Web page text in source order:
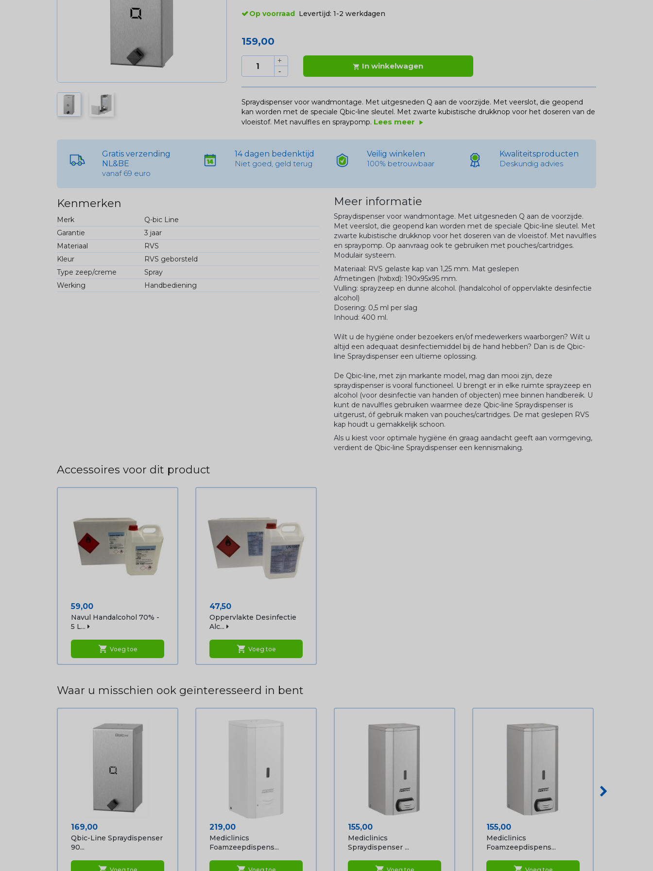
Op voorraad Levertijd: 1-2 werkdagen
159,00
 In winkelwagen
Spraydispenser voor wandmontage. Met uitgesneden Q aan de voorzijde. Met veerslot, die geopend
kan worden met de speciale Qbic-line sleutel. Met zwarte kubistische drukknop voor het doseren van de
vloeistof. Met navulfles en spraypomp. Lees meer play_arrow
Gratis verzending
NL&BE
vanaf 69 euro
14 dagen bedenktijd
Niet goed, geld terug
Veilig winkelen
100% betrouwbaar
Kwaliteitsproducten
Deskundig advies
Kenmerken
Merk
Q-bic Line
Garantie
3 jaar
Materiaal
RVS
Kleur
RVS geborsteld
Type zeep/creme
Spray
Werking
Handbediening
Meer informatie
Spraydispenser voor wandmontage. Met uitgesneden Q aan de voorzijde.
Met veerslot, die geopend kan worden met de speciale Qbic-line sleutel. Met
zwarte kubistische drukknop voor het doseren van de vloeistof. Met navulfles
en spraypomp. Op aanvraag ook te gebruiken met pouches/cartridges.
Modulair systeem.
Materiaal: RVS gelaste kap van 1,25 mm. Mat geslepen
Afmetingen (hxbxd): 190x95x95 mm.
Vulling: sprayzeep en dunne alcohol. (handalcohol of oppervlakte desinfectie
alcohol)
Dosering: 0,5 ml per slag
Inhoud: 400 ml.
Wilt u de hygiëne onder bezoekers en/of medewerkers waarborgen? Wilt u
altijd een adequaat desinfectiemiddel bij de hand hebben? Dan is de Qbic-
line Spraydispenser een ultieme oplossing.
De Qbic-line, met zijn markante model, mag dan mooi zijn, deze
spraydispenser is vooral functioneel. U brengt er in elke ruimte sprayzeep en
alcohol (voor desinfectie van handen of objecten) mee binnen handbereik. U
kunt de navulfles gebruiken waarmee deze Qbic-line Spraydispenser is
uitgerust, óf gebruik maken van pouches/cartridges. De mat geslepen RVS
kap houdt u gemakkelijk schoon.
Als u kiest voor optimale hygiëne én graag aandacht geeft aan vormgeving,
verdient de Qbic-line Spraydispenser een kennismaking.
Accessoires voor dit product
Prijs
59,00
Navul Handalcohol 70% -
5 L...
shopping_cart Voeg toe
Prijs
47,50
Oppervlakte Desinfectie
Alc...
shopping_cart Voeg toe
Waar u misschien ook geïnteresseerd in bent
Prijs
169,00
Qbic-Line Spraydispenser
90...
Prijs
219,00
Mediclinics
Foamzeepdispens...
Prijs
155,00
Mediclinics
Spraydispenser ...
Prijs
155,00
Mediclinics
Foamzeepdispens...